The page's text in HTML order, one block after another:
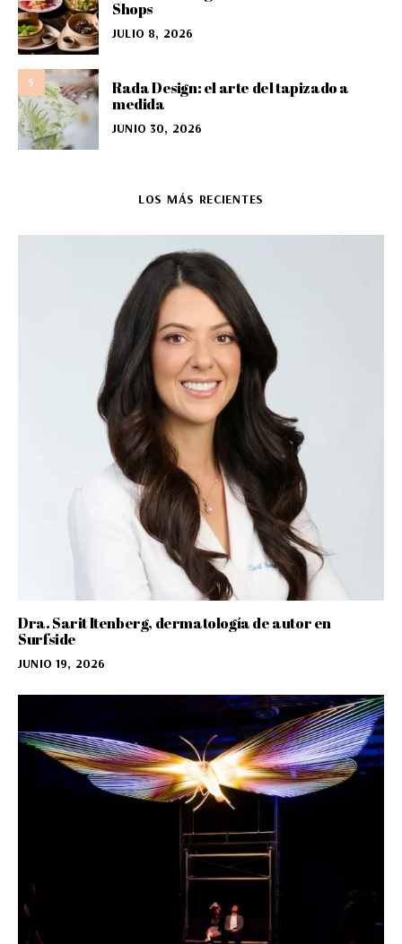
Shops
JULIO 8, 2026
5
Rada Design: el arte del tapizado a
medida
JUNIO 30, 2026
LOS MÁS RECIENTES
Dra. Sarit Itenberg, dermatología de autor en
Surfside
JUNIO 19, 2026